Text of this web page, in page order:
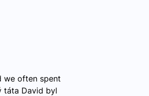
we often spent
táta David byl